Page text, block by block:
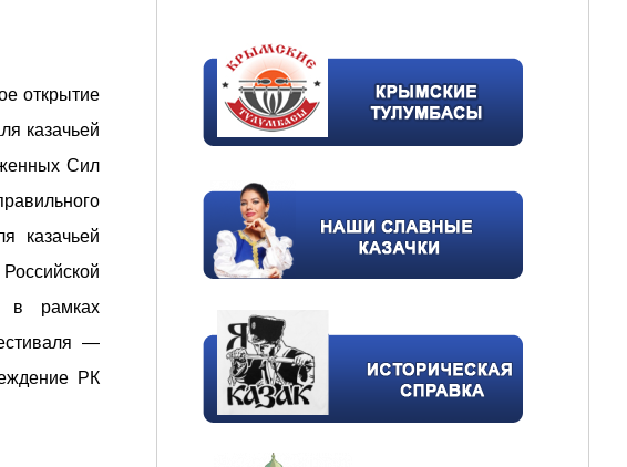
открытие
казачьей
Сил
казачьей
в рамках
—
РК